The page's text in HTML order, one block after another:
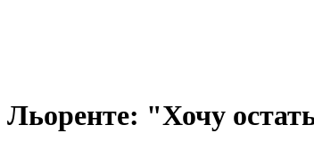
Льоренте: "Хочу